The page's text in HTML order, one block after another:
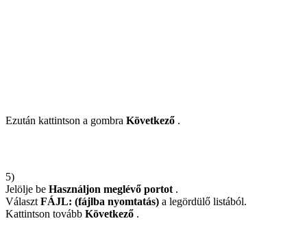
Ezután kattintson a gombra Következő .
5)
Jelölje be Használjon meglévő portot .
Választ FÁJL: (fájlba nyomtatás) a legördülő listából.
Kattintson tovább Következő .